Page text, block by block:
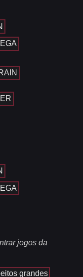
jogos da
grandes